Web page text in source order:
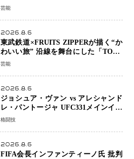
ッションを記録した話題の美貌を凝縮
芸能
2026.8.6
東武鉄道×FRUITS ZIPPERが描く“か
わいい旅” 沿線を舞台にした「TOBU
KAWAII PROJECT」が開幕
芸能
2026.8.6
ジョシュア・ヴァン vs アレシャンド
レ・パントージャ UFC331メインイベ
ントで再戦決定 「完全決着」に世界
格闘技
2026.8.6
FIFA会長インファンティーノ氏 批判